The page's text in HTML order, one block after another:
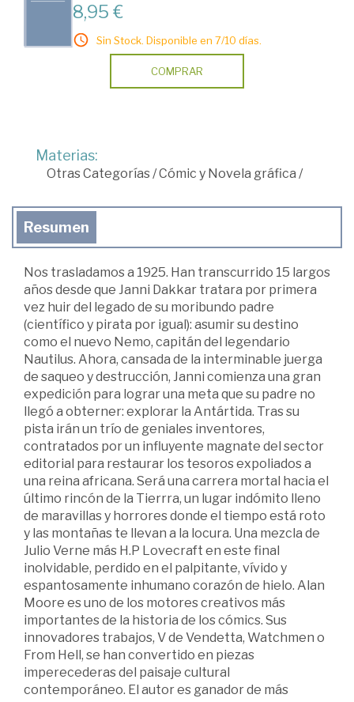
8,95 €
Sin Stock. Disponible en 7/10 días.
COMPRAR
Materias:
Otras Categorías /Cómic y Novela gráfica /
Resumen
Nos trasladamos a 1925. Han transcurrido 15 largos
años desde que Janni Dakkar tratara por primera
vez huir del legado de su moribundo padre
(científico y pirata por igual): asumir su destino
como el nuevo Nemo, capitán del legendario
Nautilus. Ahora, cansada de la interminable juerga
de saqueo y destrucción, Janni comienza una gran
expedición para lograr una meta que su padre no
llegó a obterner: explorar la Antártida. Tras su
pista irán un trío de geniales inventores,
contratados por un influyente magnate del sector
editorial para restaurar los tesoros expoliados a
una reina africana. Será una carrera mortal hacia el
último rincón de la Tierrra, un lugar indómito lleno
de maravillas y horrores donde el tiempo está roto
y las montañas te llevan a la locura. Una mezcla de
Julio Verne más H.P Lovecraft en este final
inolvidable, perdido en el palpitante, vívido y
espantosamente inhumano corazón de hielo. Alan
Moore es uno de los motores creativos más
importantes de la historia de los cómics. Sus
innovadores trabajos, V de Vendetta, Watchmen o
From Hell, se han convertido en piezas
imperecederas del paisaje cultural
contemporáneo. El autor es ganador de más